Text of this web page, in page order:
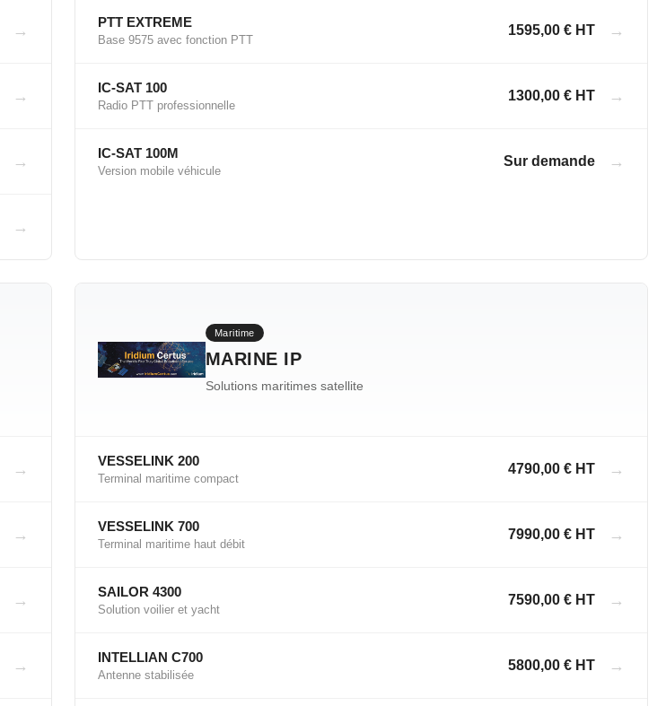
→
→
→
→
PTT EXTREME
Base 9575 avec fonction PTT
1595,00 € HT →
IC-SAT 100
Radio PTT professionnelle
1300,00 € HT →
IC-SAT 100M
Version mobile véhicule
Sur demande →
→
→
→
→
Maritime
MARINE IP
Solutions maritimes satellite
VESSELINK 200
Terminal maritime compact
4790,00 € HT →
VESSELINK 700
Terminal maritime haut débit
7990,00 € HT →
SAILOR 4300
Solution voilier et yacht
7590,00 € HT →
INTELLIAN C700
Antenne stabilisée
5800,00 € HT →